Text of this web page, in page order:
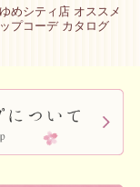
めシティ店 オススメ
プコーデ カタログ